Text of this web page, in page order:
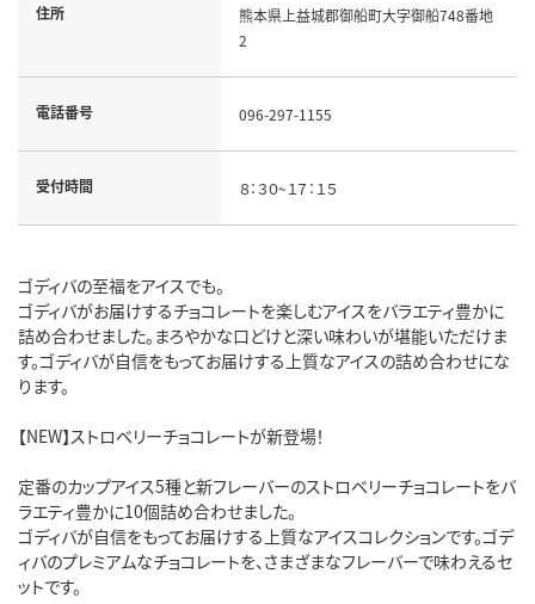
住所
熊本県上益城郡御船町大字御船748番地
2
電話番号 096-297-1155
受付時間 ８：３０~１７：１５
ゴディバの至福をアイスでも。
ゴディバがお届けするチョコレートを楽しむアイスをバラエティ豊かに
詰め合わせました。まろやかな口どけと深い味わいが堪能いただけま
す。ゴディバが自信をもってお届けする上質なアイスの詰め合わせにな
ります。
【NEW】ストロベリーチョコレートが新登場！
定番のカップアイス5種と新フレーバーのストロベリーチョコレートをバ
ラエティ豊かに10個詰め合わせました。
ゴディバが自信をもってお届けする上質なアイスコレクションです。ゴデ
ィバのプレミアムなチョコレートを、さまざまなフレーバーで味わえるセ
ットです。